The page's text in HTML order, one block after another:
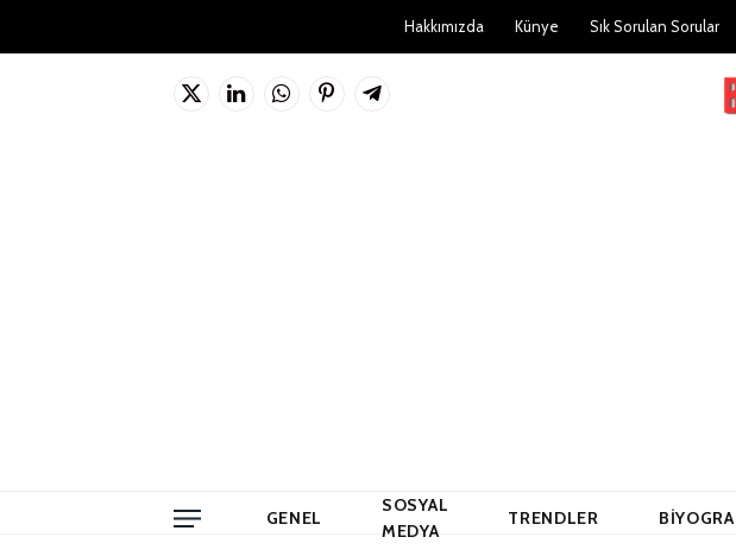
Hakkımızda Künye Sık Sorulan Sorular
X
LinkedInWhatsAppPinterest'in
Telgraf
GENEL
SOSYAL
MEDYA
TRENDLER